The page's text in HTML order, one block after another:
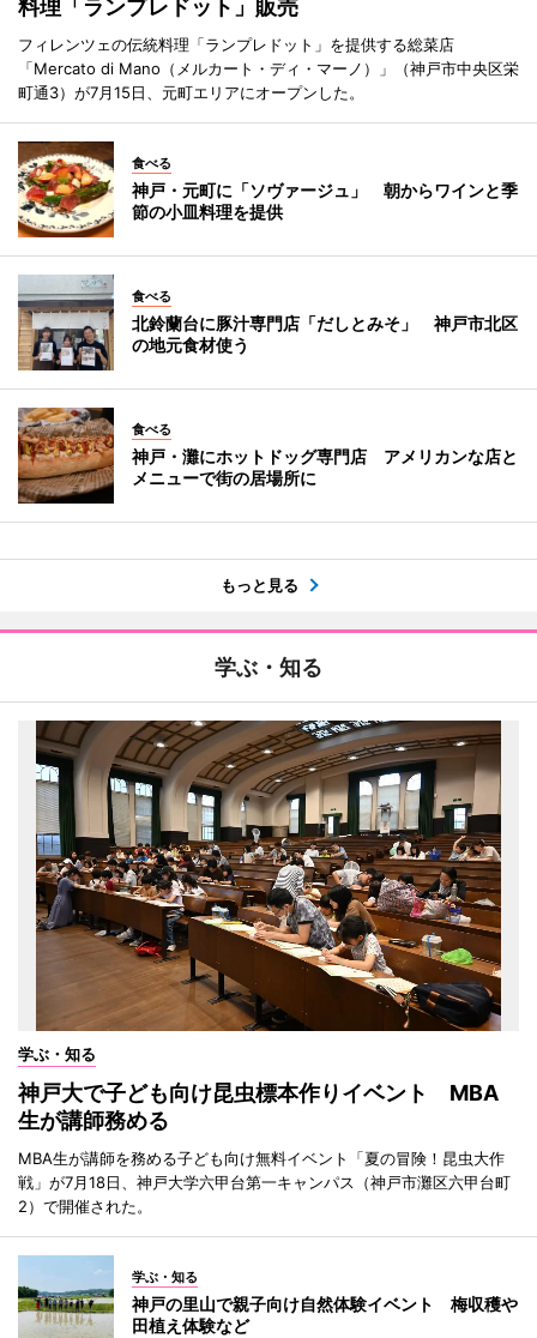
料理「ランプレドット」販売
フィレンツェの伝統料理「ランプレドット」を提供する総菜店
「Mercato di Mano（メルカート・ディ・マーノ）」（神戸市中央区栄
町通3）が7月15日、元町エリアにオープンした。
食べる
神戸・元町に「ソヴァージュ」 朝からワインと季
節の小皿料理を提供
食べる
北鈴蘭台に豚汁専門店「だしとみそ」 神戸市北区
の地元食材使う
食べる
神戸・灘にホットドッグ専門店 アメリカンな店と
メニューで街の居場所に
もっと見る
学ぶ・知る
学ぶ・知る
神戸大で子ども向け昆虫標本作りイベント MBA
生が講師務める
MBA生が講師を務める子ども向け無料イベント「夏の冒険！昆虫大作
戦」が7月18日、神戸大学六甲台第一キャンパス（神戸市灘区六甲台町
2）で開催された。
学ぶ・知る
神戸の里山で親子向け自然体験イベント 梅収穫や
田植え体験など